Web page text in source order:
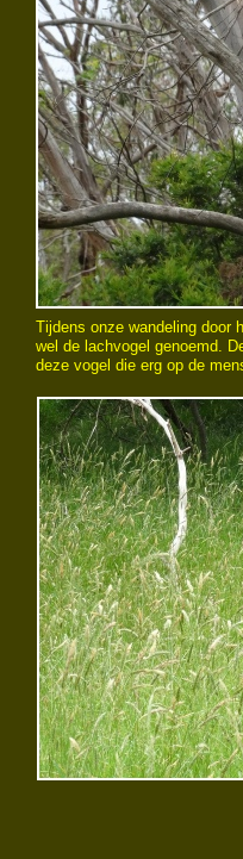
Tijdens onze wandeling door
wel de lachvogel genoemd.
deze vogel die erg op de